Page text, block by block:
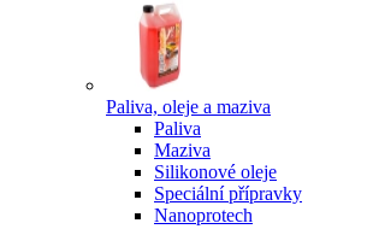
Paliva, oleje a maziva
Paliva
Maziva
Silikonové oleje
Speciální přípravky
Nanoprotech